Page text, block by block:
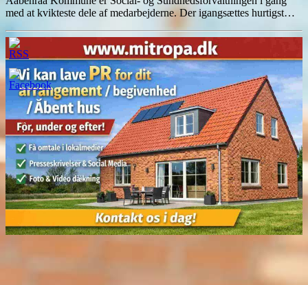
med at kvikteste dele af medarbejderne. Der igangsættes hurtigst…